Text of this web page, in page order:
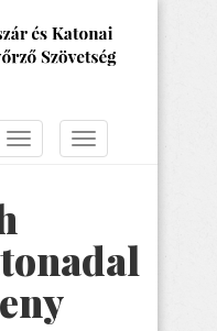
Navigáció
Navigáció